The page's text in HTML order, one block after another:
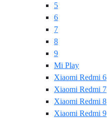
5
6
7
8
9
Mi Play
Xiaomi Redmi 6
Xiaomi Redmi 7
Xiaomi Redmi 8
Xiaomi Redmi 9